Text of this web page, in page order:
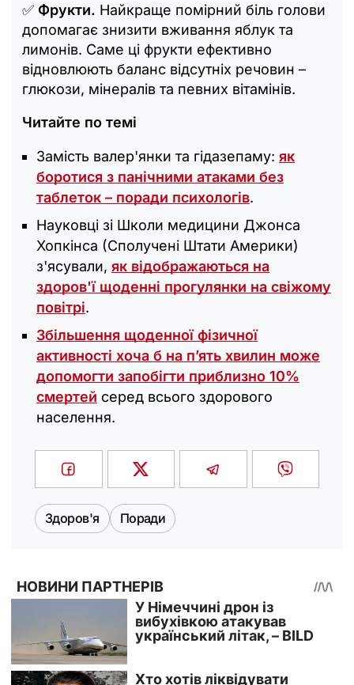
✅ Фрукти. Найкраще помірний біль голови
допомагає знизити вживання яблук та
лимонів. Саме ці фрукти ефективно
відновлюють баланс відсутніх речовин –
глюкози, мінералів та певних вітамінів.
Читайте по темі
Замість валер'янки та гідазепаму: як
боротися з панічними атаками без
таблеток – поради психологів.
Науковці зі Школи медицини Джонса
Хопкінса (Сполучені Штати Америки)
з'ясували, як відображаються на
здоров'ї щоденні прогулянки на свіжому
повітрі.
Збільшення щоденної фізичної
активності хоча б на п’ять хвилин може
допомогти запобігти приблизно 10%
смертей серед всього здорового
населення.
Здоров'я Поради